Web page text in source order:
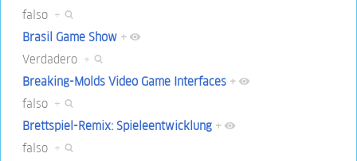
falso +
Brasil Game Show +
Verdadero +
Breaking-Molds Video Game Interfaces +
falso +
Brettspiel-Remix: Spieleentwicklung +
falso +